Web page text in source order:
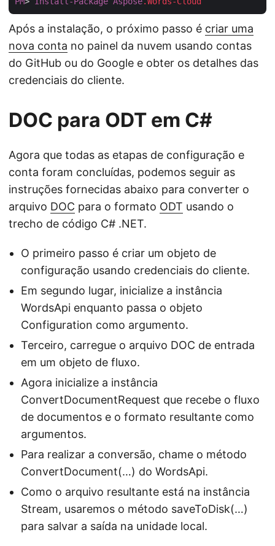
Após a instalação, o próximo passo é criar uma
nova conta no painel da nuvem usando contas
do GitHub ou do Google e obter os detalhes das
credenciais do cliente.
DOC para ODT em C#
Agora que todas as etapas de configuração e
conta foram concluídas, podemos seguir as
instruções fornecidas abaixo para converter o
arquivo DOC para o formato ODT usando o
trecho de código C# .NET.
O primeiro passo é criar um objeto de
configuração usando credenciais do cliente.
Em segundo lugar, inicialize a instância
WordsApi enquanto passa o objeto
Configuration como argumento.
Terceiro, carregue o arquivo DOC de entrada
em um objeto de fluxo.
Agora inicialize a instância
ConvertDocumentRequest que recebe o fluxo
de documentos e o formato resultante como
argumentos.
Para realizar a conversão, chame o método
ConvertDocument(…) do WordsApi.
Como o arquivo resultante está na instância
Stream, usaremos o método saveToDisk(…)
para salvar a saída na unidade local.